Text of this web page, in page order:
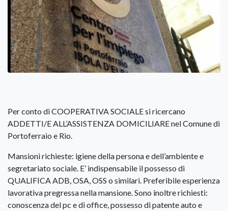
Per conto di COOPERATIVA SOCIALE si ricercano
ADDETTI/E ALL’ASSISTENZA DOMICILIARE nel Comune di
Portoferraio e Rio.
Mansioni richieste: igiene della persona e dell’ambiente e
segretariato sociale. E’ indispensabile il possesso di
QUALIFICA ADB, OSA, OSS o similari. Preferibile esperienza
lavorativa pregressa nella mansione. Sono inoltre richiesti:
conoscenza del pc e di office, possesso di patente auto e